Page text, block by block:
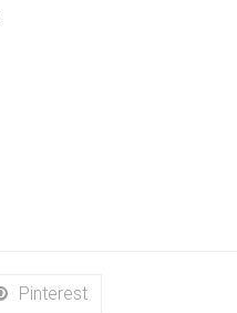
Pinterest